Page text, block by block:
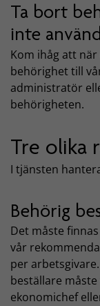
Ta bort
inte
Kom ihåg att
behörighet till
administratör
behörigheten.
Tre olika
I tjänsten
Behörig
Det måste
vår
per
beställare
ekonomichef